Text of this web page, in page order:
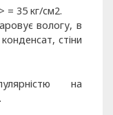
= 35 кг/см2.
вологу, в
стіни
на